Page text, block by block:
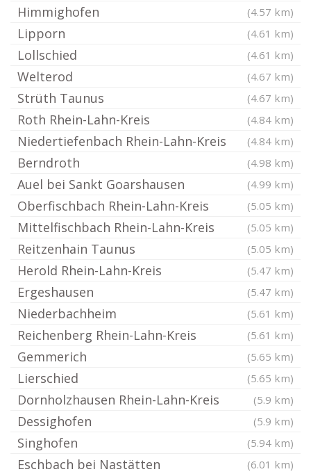
Himmighofen (4.57 km)
Lipporn (4.61 km)
Lollschied (4.61 km)
Welterod (4.67 km)
Strüth Taunus (4.67 km)
Roth Rhein-Lahn-Kreis (4.84 km)
Niedertiefenbach Rhein-Lahn-Kreis (4.84 km)
Berndroth (4.98 km)
Auel bei Sankt Goarshausen (4.99 km)
Oberfischbach Rhein-Lahn-Kreis (5.05 km)
Mittelfischbach Rhein-Lahn-Kreis (5.05 km)
Reitzenhain Taunus (5.05 km)
Herold Rhein-Lahn-Kreis (5.47 km)
Ergeshausen (5.47 km)
Niederbachheim (5.61 km)
Reichenberg Rhein-Lahn-Kreis (5.61 km)
Gemmerich (5.65 km)
Lierschied (5.65 km)
Dornholzhausen Rhein-Lahn-Kreis (5.9 km)
Dessighofen (5.9 km)
Singhofen (5.94 km)
Eschbach bei Nastätten (6.01 km)